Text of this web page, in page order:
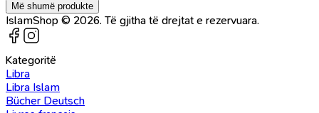
Më shumë produkte
IslamShop © 2026. Të gjitha të drejtat e rezervuara.
Kategoritë
Libra
Libra Islam
Bücher Deutsch